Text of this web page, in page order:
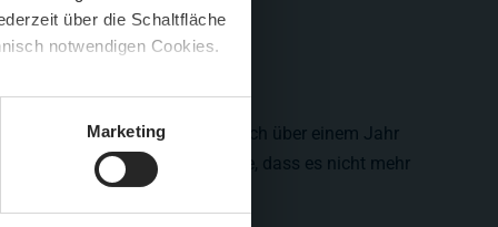
über die Schaltfläche
notwendigen Cookies.
Marketing
der Titlis Seinbahn sind nach über einem Jahr
und eierten so um ihre Achse, dass es nicht mehr
zu spannen.